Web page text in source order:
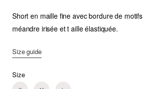
was:
160.00 €.
is:
68.00 €.
Short en maille fine avec bordure de motifs
méandre irisée et t​ aille élastiquée.
Size guide
Size